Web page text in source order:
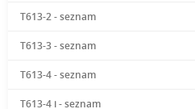
T613-2 - seznam
T613-3 - seznam
T613-4 - seznam
T613-4 i - seznam